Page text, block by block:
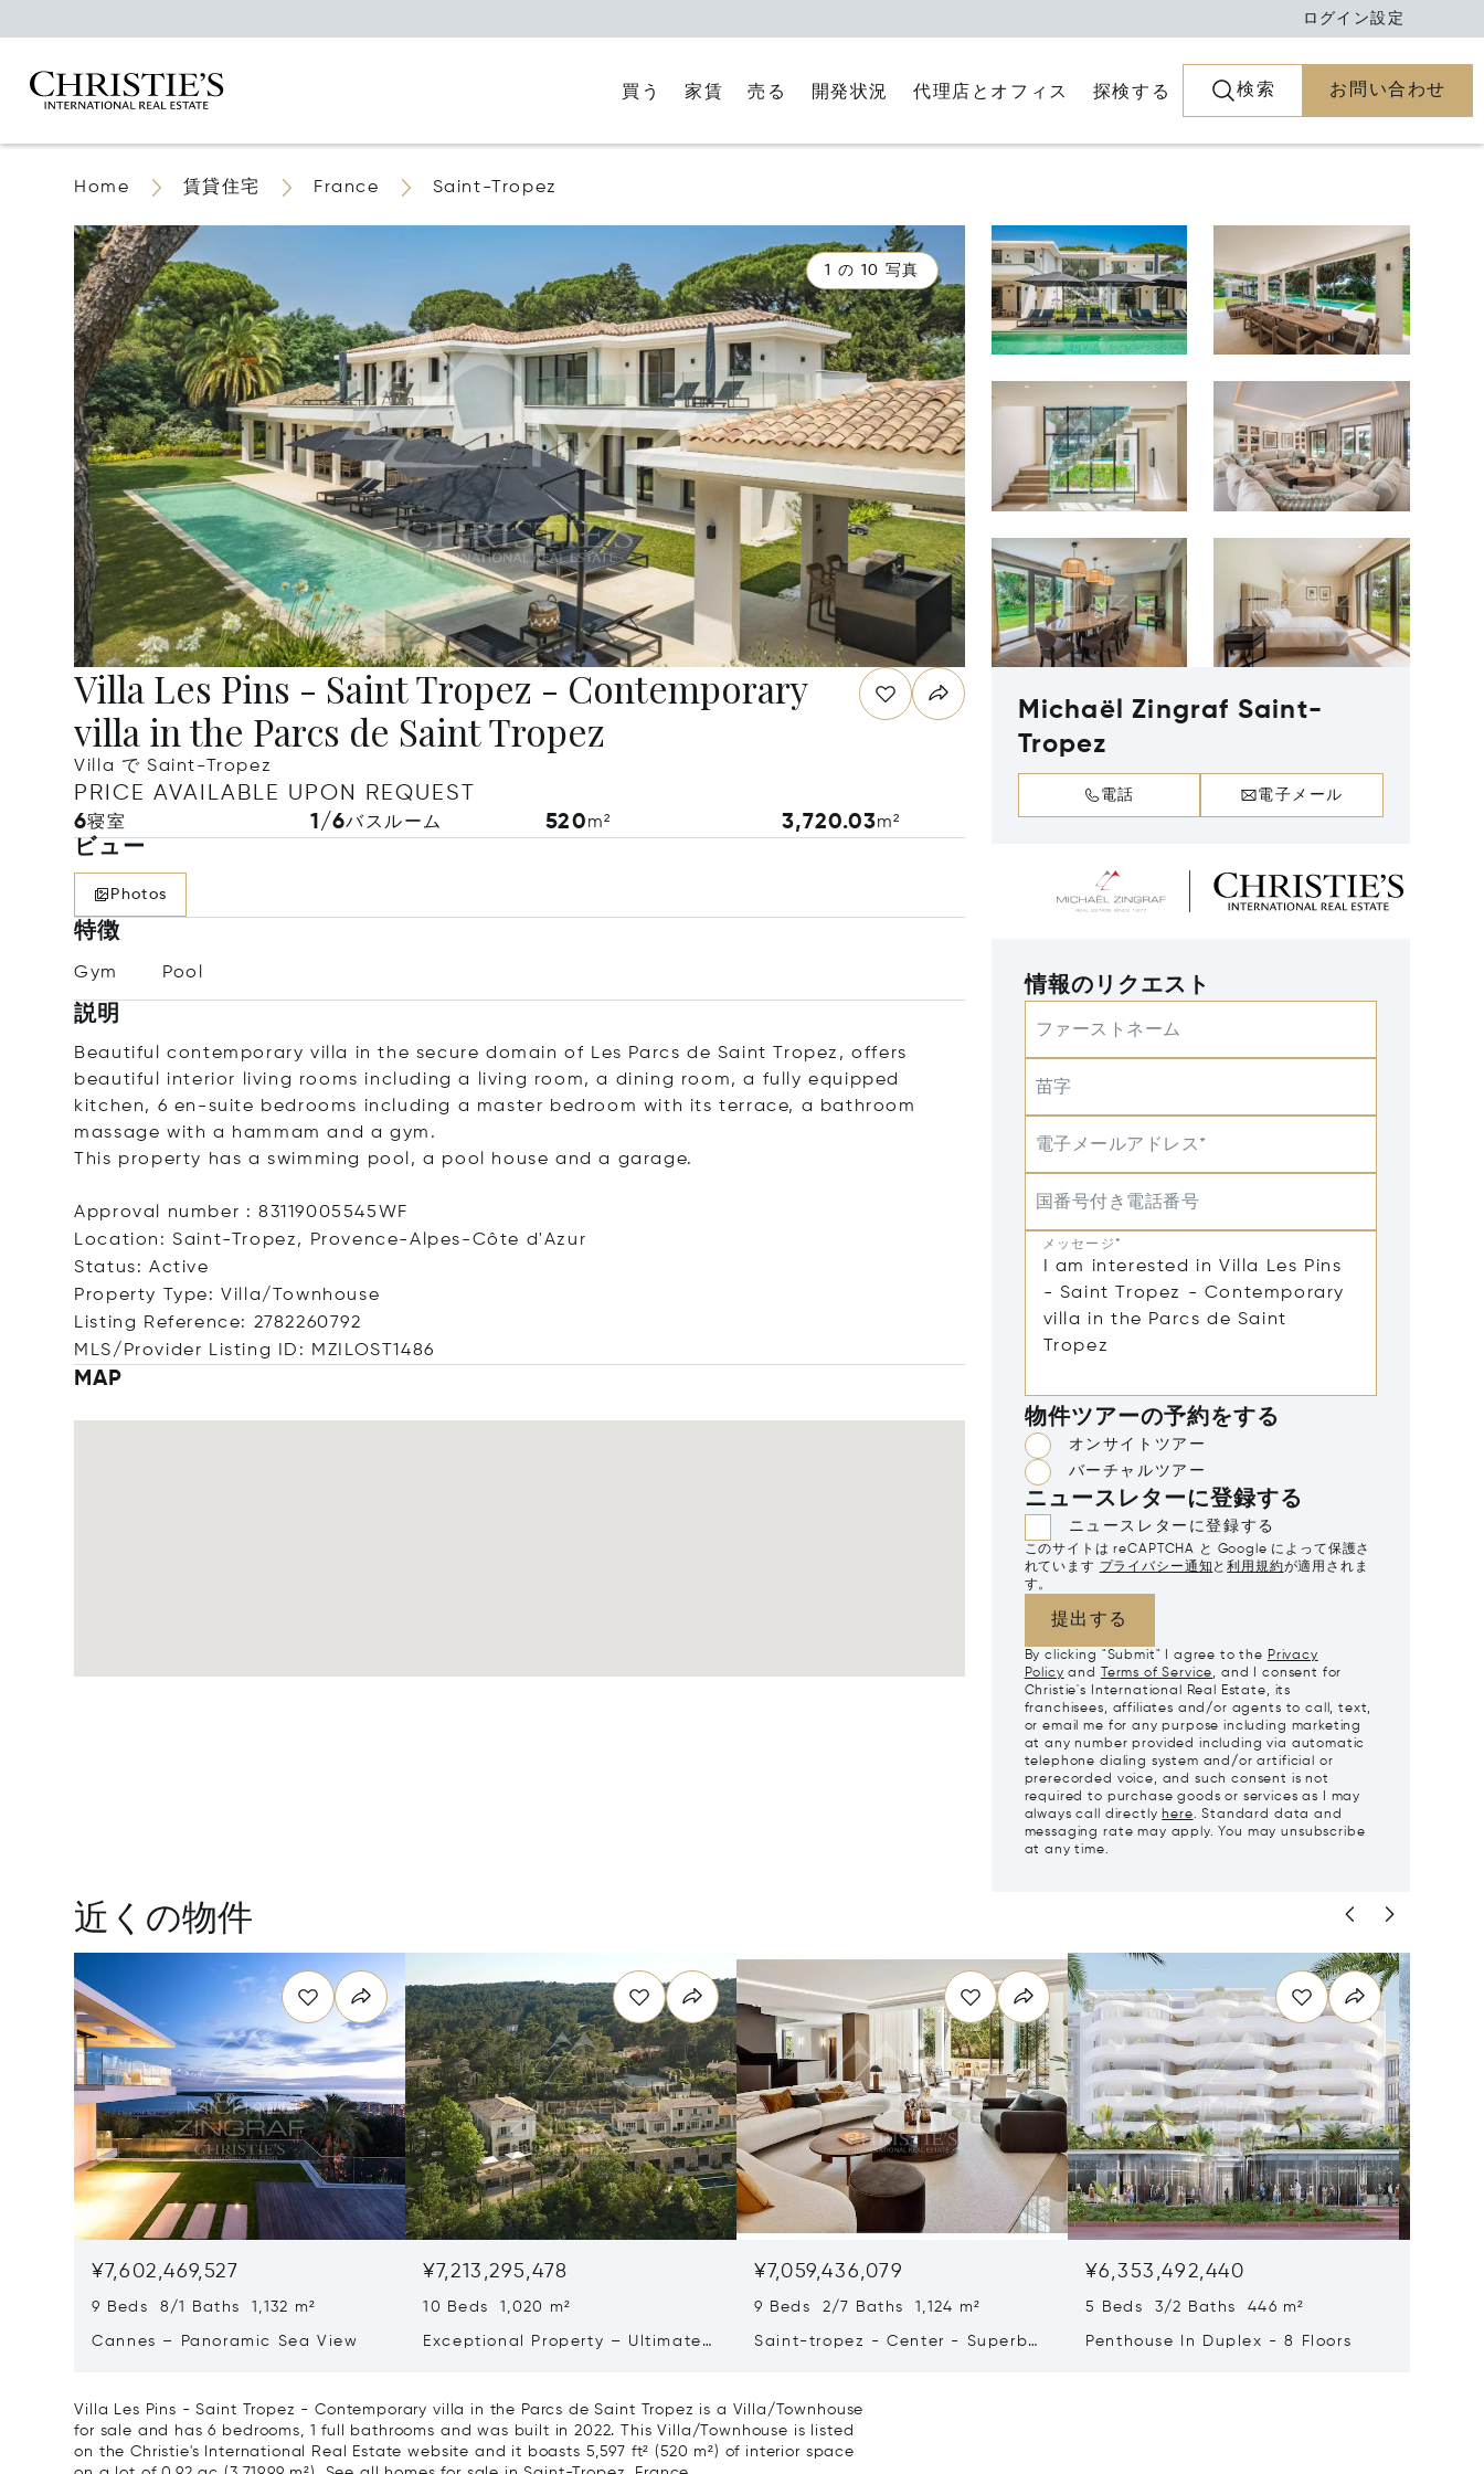
ログイン設定
買う 家賃 売る 開発状況 代理店とオフィス 探検する 検索 お問い合わせ
Home 賃貸住宅 France Saint-Tropez
1 の 10 写真
Villa Les Pins - Saint Tropez - Contemporary
villa in the Parcs de Saint Tropez
Villa で Saint-Tropez
PRICE AVAILABLE UPON REQUEST
6寝室 1/6バスルーム 520m² 3,720.03m²
ビュー
Photos
特徴
Gym Pool
説明
Beautiful contemporary villa in the secure domain of Les Parcs de Saint Tropez, offers
beautiful interior living rooms including a living room, a dining room, a fully equipped
kitchen, 6 en-suite bedrooms including a master bedroom with its terrace, a bathroom
massage with a hammam and a gym.
This property has a swimming pool, a pool house and a garage.
Approval number : 83119005545WF
Location: Saint-Tropez, Provence-Alpes-Côte d'Azur
Status: Active
Property Type: Villa/Townhouse
Listing Reference: 2782260792
MLS/Provider Listing ID: MZILOST1486
MAP
Michaël Zingraf Saint-
Tropez
電話 電子メール
情報のリクエスト
ファーストネーム
苗字
電子メールアドレス*
国番号付き電話番号
メッセージ*
物件ツアーの予約をする
オンサイトツアー
バーチャルツアー
ニュースレターに登録する
ニュースレターに登録する
このサイトは reCAPTCHA と Google によって保護さ
れています プライバシー通知 と利用規約が適用されま
す。
提出する
By clicking "Submit" I agree to the Privacy
Policy and Terms of Service, and I consent for
Christie's International Real Estate, its
franchisees, affiliates and/or agents to call, text,
or email me for any purpose including marketing
at any number provided including via automatic
telephone dialing system and/or artificial or
prerecorded voice, and such consent is not
required to purchase goods or services as I may
always call directly here. Standard data and
messaging rate may apply. You may unsubscribe
at any time.
近くの物件
¥7,602,469,527
9 Beds 8/1 Baths 1,132 m²
Cannes – Panoramic Sea View
¥7,213,295,478
10 Beds 1,020 m²
Exceptional Property – Ultimate
¥7,059,436,079
9 Beds 2/7 Baths 1,124 m²
Saint-tropez - Center - Superb
¥6,353,492,440
5 Beds 3/2 Baths 446 m²
Penthouse In Duplex - 8 Floors
Villa Les Pins - Saint Tropez - Contemporary villa in the Parcs de Saint Tropez is a Villa/Townhouse
for sale and has 6 bedrooms, 1 full bathrooms and was built in 2022. This Villa/Townhouse is listed
on the Christie's International Real Estate website and it boasts 5,597 ft² (520 m²) of interior space